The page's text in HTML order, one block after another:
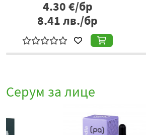
4.30€/бр
8.41лв./бр
Серум за лице